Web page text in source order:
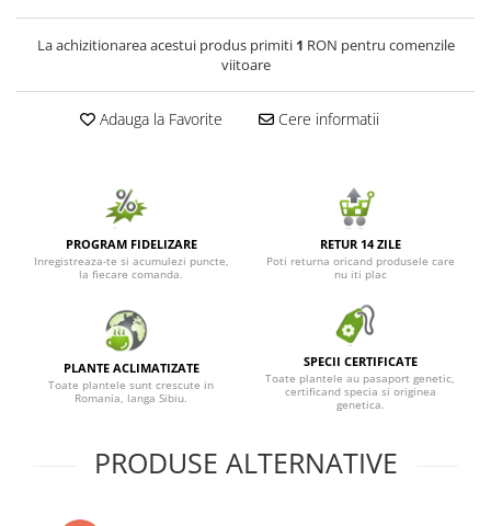
La achizitionarea acestui produs primiti 1 RON pentru comenzile
viitoare
Adauga la Favorite Cere informatii
PROGRAM FIDELIZARE
Inregistreaza-te si acumulezi puncte,
la fiecare comanda.
RETUR 14 ZILE
Poti returna oricand produsele care
nu iti plac
PLANTE ACLIMATIZATE
Toate plantele sunt crescute in
Romania, langa Sibiu.
SPECII CERTIFICATE
Toate plantele au pasaport genetic,
certificand specia si originea
genetica.
PRODUSE ALTERNATIVE